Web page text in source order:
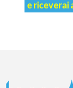
e riceverai